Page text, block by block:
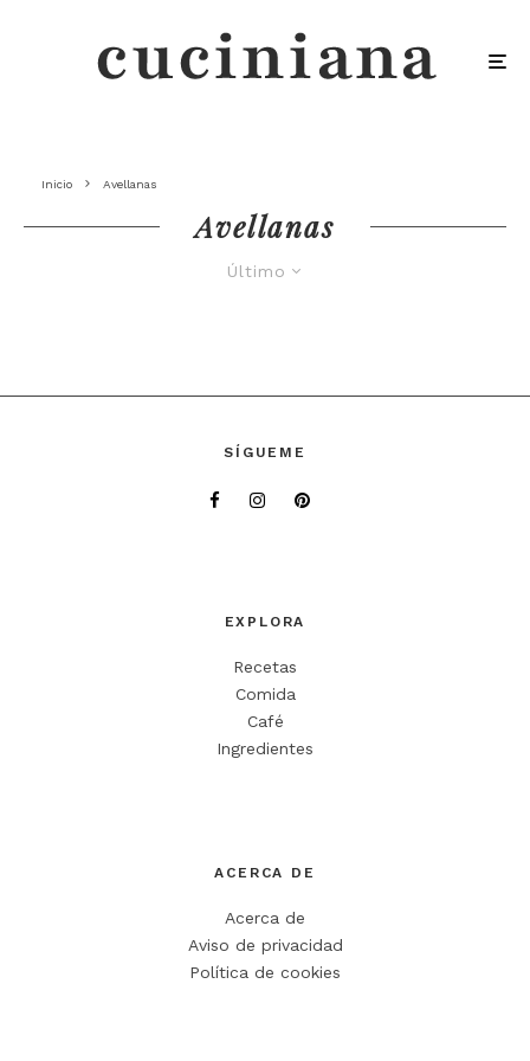
Inicio Avellanas
Avellanas
Último
SÍGUEME
EXPLORA
Recetas
Comida
Café
Ingredientes
ACERCA DE
Acerca de
Aviso de privacidad
Política de cookies